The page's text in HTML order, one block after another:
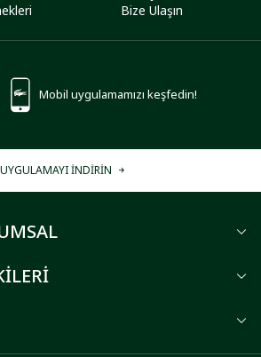
Bize Ulaşın
Mobil uygulamamızı keşfedin!
UYGULAMAYI İNDİRİN